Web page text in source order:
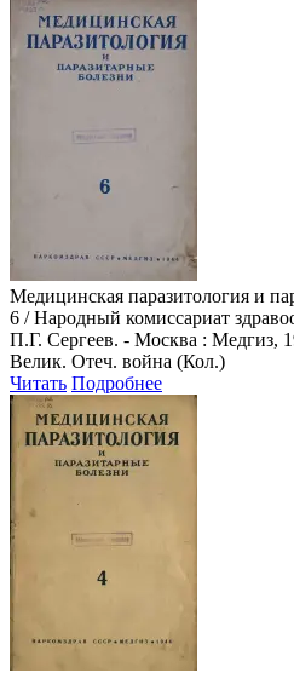
Медицинская паразитология и
6 / Народный комиссариат
П.Г. Сергеев. - Москва :
Велик. Отеч. война (Кол.)
Читать Подробнее